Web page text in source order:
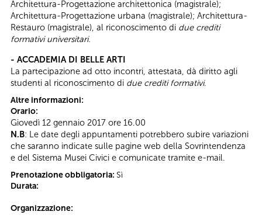
Architettura-Progettazione architettonica (magistrale);
Architettura-Progettazione urbana (magistrale); Architettura-
Restauro (magistrale), al riconoscimento di due crediti
formativi universitari.
- ACCADEMIA DI BELLE ARTI
La partecipazione ad otto incontri, attestata, dà diritto agli
studenti al riconoscimento di due crediti formativi.
Altre informazioni:
Orario:
Giovedì 12 gennaio 2017 ore 16.00
N.B: Le date degli appuntamenti potrebbero subire variazioni
che saranno indicate sulle pagine web della Sovrintendenza
e del Sistema Musei Civici e comunicate tramite e-mail.
Prenotazione obbligatoria: Sì
Durata:
Organizzazione: